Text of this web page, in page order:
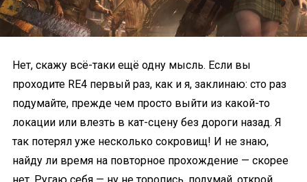
Нет, скажу всё-таки ещё одну мысль. Если вы
проходите RE4 первый раз, как и я, заклинаю: сто раз
подумайте, прежде чем просто выйти из какой-то
локации или влезть в кат-сцену без дороги назад. Я
так потерял уже несколько сокровищ! И не знаю,
найду ли время на повторное прохождение — скорее